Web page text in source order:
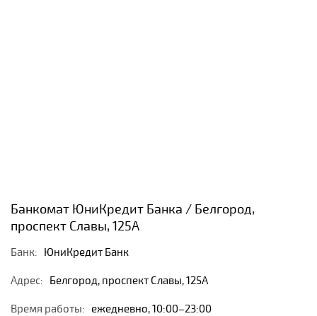
Банкомат ЮниКредит Банка / Белгород,
проспект Славы, 125А
Банк: ЮниКредит Банк
Адрес: Белгород, проспект Славы, 125А
Время работы: ежедневно, 10:00–23:00